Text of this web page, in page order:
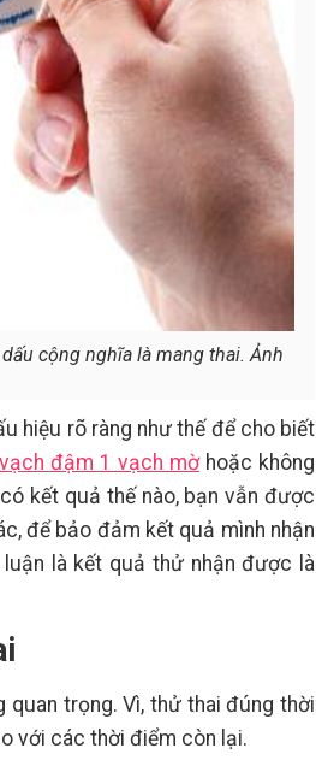
cộng nghĩa là mang thai. Ảnh
hiệu rõ ràng như thế để cho biết
đậm 1 vạch mờhoặc không
kết quả thế nào, bạn vẫn được
để bảo đảm kết quả mình nhận
là kết quả thử nhận được là
trọng. Vì, thử thai đúng thời
với các thời điểm còn lại.